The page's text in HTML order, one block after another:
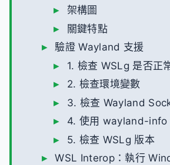
架構圖
關鍵特點
驗證 Wayland 支援
1. 檢查 WSLg 是否正
2. 檢查環境變數
3. 檢查 Wayland
4. 使用 wayland-info
5. 檢查 WSLg 版本
WSL Interop：執行